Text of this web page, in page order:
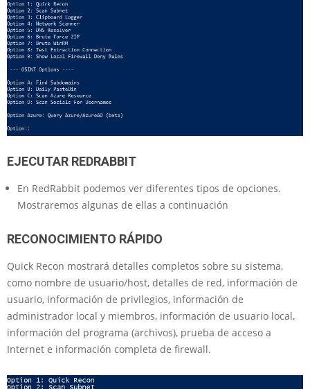
EJECUTAR REDRABBIT
En RedRabbit podemos ver diferentes tipos de opciones.
Mostraremos algunas de ellas a continuación
RECONOCIMIENTO RÁPIDO
Quick Recon mostrará detalles completos sobre su sistema,
como nombre de usuario/host, detalles de red, información de
usuario, información de privilegios, información de
administrador local y miembros, información de usuario local,
información del programa (archivos), prueba de acceso a
Internet e información completa de firewall.